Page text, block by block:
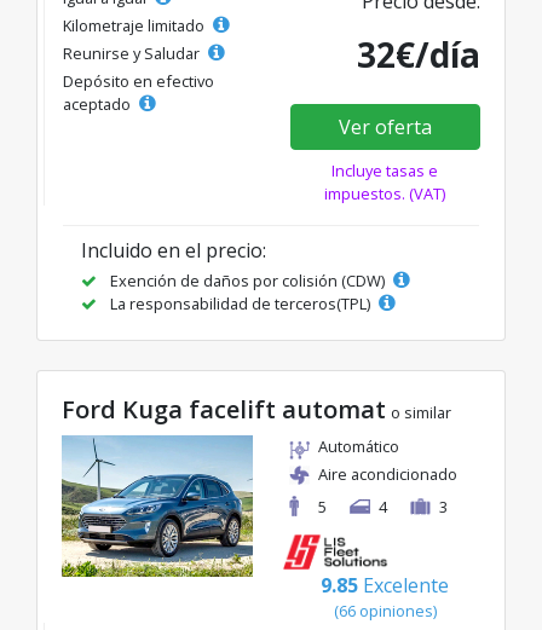
Kilometraje limitado
Reunirse y Saludar
Depósito en efectivo
aceptado
32€/día
Ver oferta
Incluye tasas e
impuestos. (VAT)
Incluido en el precio:
Exención de daños por colisión (CDW)
La responsabilidad de terceros(TPL)
Ford Kuga facelift automat o similar
Automático
Aire acondicionado
5
4 3
9.85 Excelente
(66 opiniones)